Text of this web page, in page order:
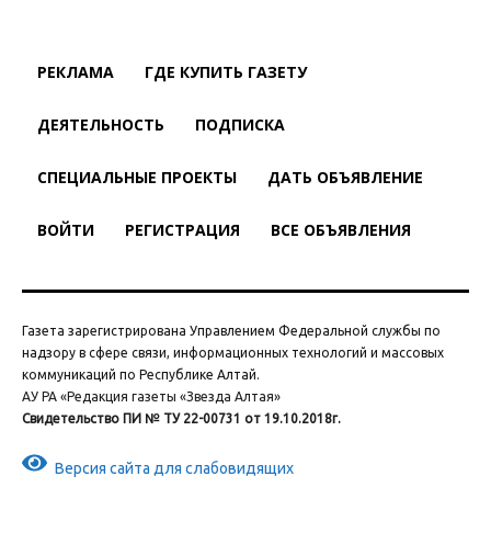
РЕКЛАМА ГДЕ КУПИТЬ ГАЗЕТУ
ДЕЯТЕЛЬНОСТЬ ПОДПИСКА
СПЕЦИАЛЬНЫЕ ПРОЕКТЫ ДАТЬ ОБЪЯВЛЕНИЕ
ВОЙТИ РЕГИСТРАЦИЯ ВСЕ ОБЪЯВЛЕНИЯ
Газета зарегистрирована Управлением Федеральной службы по
надзору в сфере связи, информационных технологий и массовых
коммуникаций по Республике Алтай.
АУ РА «Редакция газеты «Звезда Алтая»
Свидетельство ПИ № ТУ 22-00731 от 19.10.2018г.
Версия сайта для слабовидящих